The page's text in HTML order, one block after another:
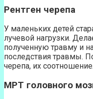
Рентген черепа
У маленьких детей
лучевой нагрузки.
полученную травму и
последствия травмы.
черепа, их соотношение.
МРТ головного